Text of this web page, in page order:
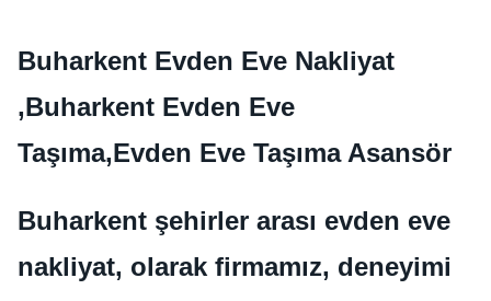
Buharkent Evden Eve Nakliyat
,Buharkent Evden Eve
Taşıma,Evden Eve Taşıma Asansör
Buharkent şehirler arası evden eve
nakliyat, olarak firmamız, deneyimi